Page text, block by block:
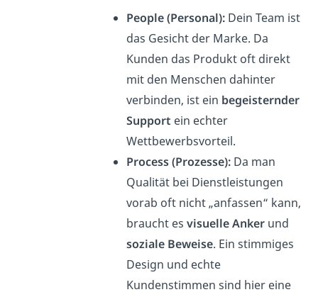
People (Personal): Dein Team ist
das Gesicht der Marke. Da
Kunden das Produkt oft direkt
mit den Menschen dahinter
verbinden, ist ein begeisternder
Support ein echter
Wettbewerbsvorteil.
Process (Prozesse): Da man
Qualität bei Dienstleistungen
vorab oft nicht „anfassen“ kann,
braucht es visuelle Ankerund
soziale Beweise. Ein stimmiges
Design und echte
Kundenstimmen sind hier eine